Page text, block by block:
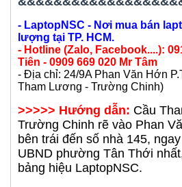
- LaptopNSC - Nơi mua bán
lượng tại TP. HCM.
- Hotline (Zalo, Facebook....):
Tiên - 0909 669 020 Mr Tâm
- Địa chỉ: 24/9A Phan Văn Hớn
Tham Lương - Trường Chinh)
>>>>> Hướng dẫn:Cầu
Trường Chinh rẽ vào Phan
bên trái đến số nhà 145, ngay